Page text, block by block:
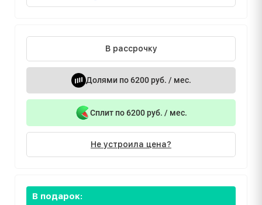
В рассрочку
Долями по 6200 руб. / мес.
Сплит по 6200 руб. / мес.
Не устроила цена?
В подарок: